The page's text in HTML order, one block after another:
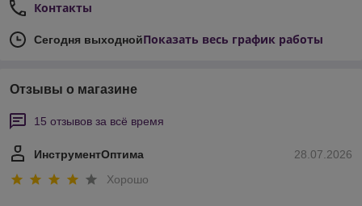
Контакты
Сегодня выходнойПоказать весь график работы
Отзывы о магазине
15 отзывов за всё время
28.07.2026
ИнструментОптима
Хорошо